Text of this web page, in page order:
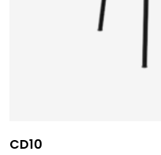
CD10